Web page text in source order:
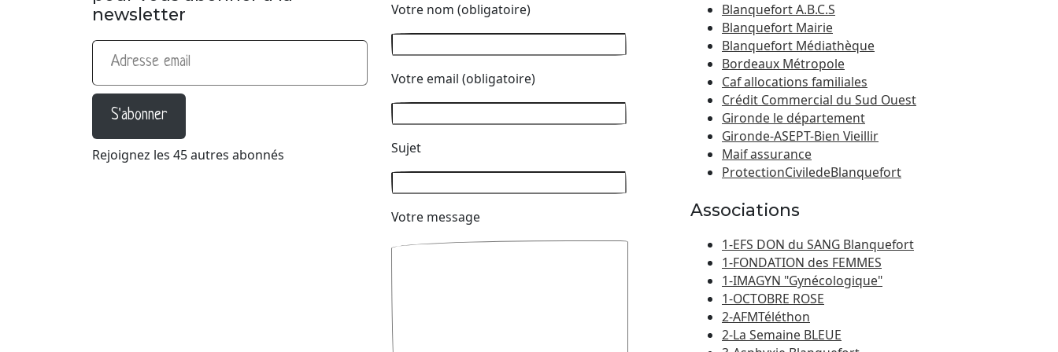
newsletter
Adresse email
S'abonner
Rejoignez les 45 autres abonnés
Votre nom (obligatoire)
Votre email (obligatoire)
Sujet
Votre message
Blanquefort A.B.C.S
Blanquefort Mairie
Blanquefort Médiathèque
Bordeaux Métropole
Caf allocations familiales
Crédit Commercial du Sud Ouest
Gironde le département
Gironde-ASEPT-Bien Vieillir
Maif assurance
ProtectionCiviledeBlanquefort
Associations
1-EFS DON du SANG Blanquefort
1-FONDATION des FEMMES
1-IMAGYN "Gynécologique"
1-OCTOBRE ROSE
2-AFMTéléthon
2-La Semaine BLEUE